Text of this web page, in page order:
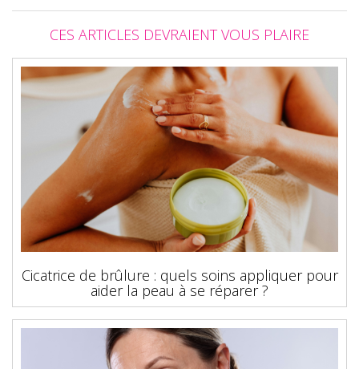
CES ARTICLES DEVRAIENT VOUS PLAIRE
Cicatrice de brûlure : quels soins appliquer pour
aider la peau à se réparer ?